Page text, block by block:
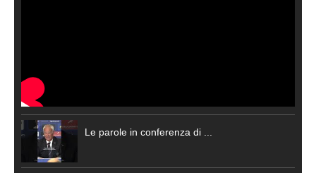
Le parole in conferenza di ...